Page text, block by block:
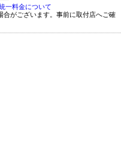
一料金について
がございます。事前に取付店へご確